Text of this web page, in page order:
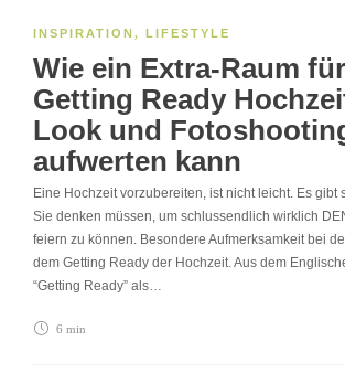
INSPIRATION, LIFESTYLE
Wie ein Extra-Raum
Getting Ready
Look und
aufwerten kann
Eine Hochzeit vorzubereiten, ist nicht leicht. Es gibt
Sie denken müssen, um schlussendlich wirklich
feiern zu können. Besondere Aufmerksamkeit bei
dem Getting Ready der Hochzeit. Aus dem
“Getting Ready” als…
6 min